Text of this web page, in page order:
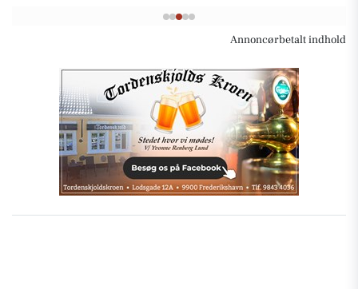
Annoncørbetalt indhold